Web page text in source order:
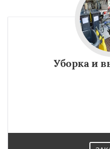
Уборка и